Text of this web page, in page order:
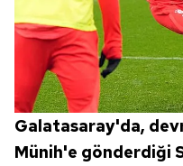
Galatasaray'da,
Münih'e gönderdiği